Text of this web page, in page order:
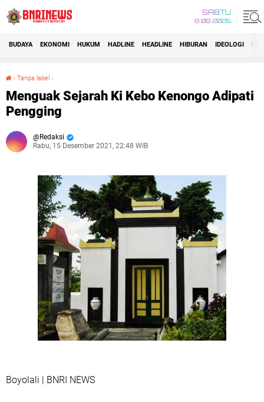
SABTU
8 08 2026
BUDAYA EKONOMI HUKUM HADLINE HEADLINE HIBURAN IDEOLOGI
› Tanpa label ›
Menguak Sejarah Ki Kebo Kenongo Adipati
Pengging
Redaksi
Rabu, 15 Desember 2021, 22:48 WIB
Boyolali | BNRI NEWS